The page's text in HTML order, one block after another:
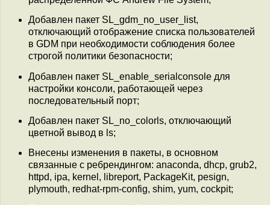
Добавлен пакет SL_gdm_no_user_list,
отключающий отображение списка пользователей
в GDM при необходимости соблюдения более
строгой политики безопасности;
Добавлен пакет SL_enable_serialconsole для
настройки консоли, работающей через
последовательный порт;
Добавлен пакет SL_no_colorls, отключающий
цветной вывод в ls;
Внесены изменения в пакеты, в основном
связанные с ребрендингом: anaconda, dhcp, grub2,
httpd, ipa, kernel, libreport, PackageKit, pesign,
plymouth, redhat-rpm-config, shim, yum, cockpit;